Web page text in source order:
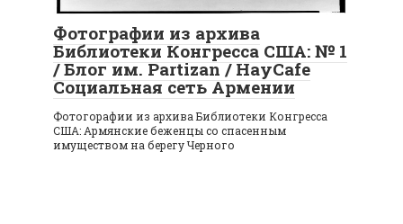
Фотографии из архива
Библиотеки Конгресса США: № 1
/ Блог им. Partizan / HayCafe
Социальная сеть Армении
Фотогорафии из архива Библиотеки Конгресса
США: Армянские беженцы со спасенным
имуществом на берегу Черного